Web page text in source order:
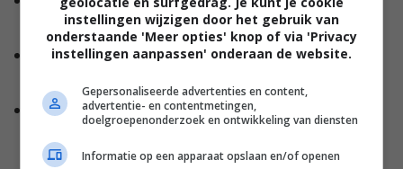
moeder van de school werd
Ka wordt creatief bij gebrek aan vet, suiker en
5 redenen waarom je je aangifte beter snel
instellingen wijzigen door het gebruik van
onderstaande 'Meer opties' knop of via 'Privacy
instellingen aanpassen' onderaan de website.
Gepersonaliseerde advertenties en content,
advertentie- en contentmetingen,
doelgroepenonderzoek en ontwikkeling van diensten
Informatie op een apparaat opslaan en/of openen